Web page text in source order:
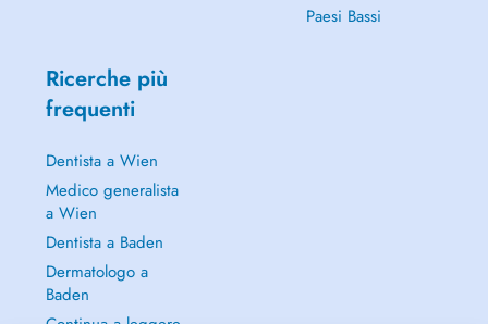
Paesi Bassi
Ricerche più
frequenti
Dentista a Wien
Medico generalista
a Wien
Dentista a Baden
Dermatologo a
Baden